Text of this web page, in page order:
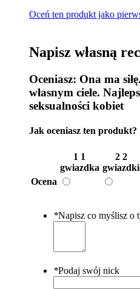
Oceń ten produkt jako
Napisz własną
Oceniasz: Ona ma
własnym ciele.
seksualności kobiet
Jak oceniasz ten produkt?
1 1
gwiazdka
2 2
gwiazdki
Ocena
*Napisz co myślisz o
*Podaj swój nick